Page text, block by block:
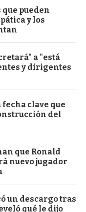
pueden
y los
a "está
y dirigentes
fecha clave que
del
que Ronald
nuevo jugador
un descargo tras
qué le dijo